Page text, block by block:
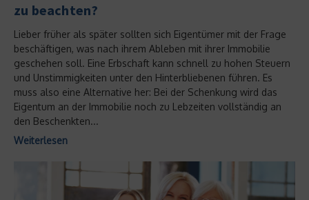
zu beachten?
Lieber früher als später sollten sich Eigentümer mit der Frage
beschäftigen, was nach ihrem Ableben mit ihrer Immobilie
geschehen soll. Eine Erbschaft kann schnell zu hohen Steuern
und Unstimmigkeiten unter den Hinterbliebenen führen. Es
muss also eine Alternative her: Bei der Schenkung wird das
Eigentum an der Immobilie noch zu Lebzeiten vollständig an
den Beschenkten...
Weiterlesen